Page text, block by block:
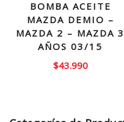
BOMBA ACEITE
MAZDA DEMIO –
MAZDA 2 – MAZDA 3
AÑOS 03/15
$43.990